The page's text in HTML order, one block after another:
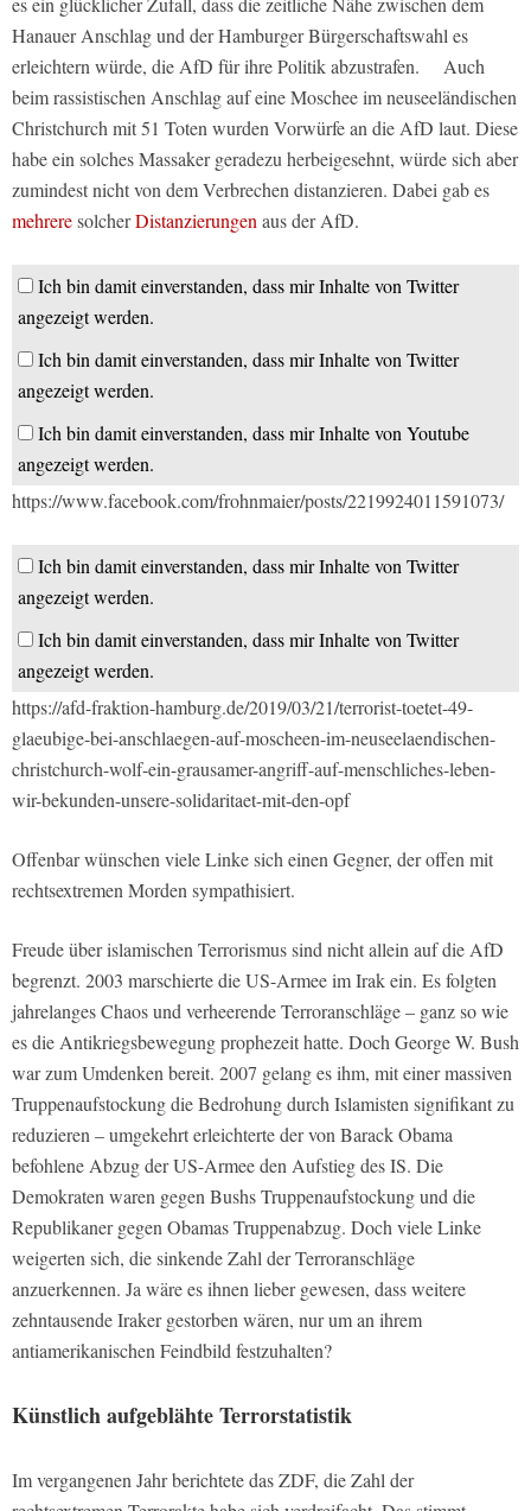
Hanauer Anschlag und der Hamburger Bürgerschaftswahl es
erleichtern würde, die AfD für ihre Politik abzustrafen. Auch
beim rassistischen Anschlag auf eine Moschee im neuseeländischen
Christchurch mit 51 Toten wurden Vorwürfe an die AfD laut. Diese
habe ein solches Massaker geradezu herbeigesehnt, würde sich aber
zumindest nicht von dem Verbrechen distanzieren. Dabei gab es
mehreresolcherDistanzierungenaus der AfD.
Ich bin damit einverstanden, dass mir Inhalte von Twitter
angezeigt werden.
Ich bin damit einverstanden, dass mir Inhalte von Twitter
angezeigt werden.
Ich bin damit einverstanden, dass mir Inhalte von Youtube
angezeigt werden.
https://www.facebook.com/frohnmaier/posts/2219924011591073/
Ich bin damit einverstanden, dass mir Inhalte von Twitter
angezeigt werden.
Ich bin damit einverstanden, dass mir Inhalte von Twitter
angezeigt werden.
https://afd-fraktion-hamburg.de/2019/03/21/terrorist-toetet-49-
glaeubige-bei-anschlaegen-auf-moscheen-im-neuseelaendischen-
christchurch-wolf-ein-grausamer-angriff-auf-menschliches-leben-
wir-bekunden-unsere-solidaritaet-mit-den-opf
Offenbar wünschen viele Linke sich einen Gegner, der offen mit
rechtsextremen Morden sympathisiert.
Freude über islamischen Terrorismus sind nicht allein auf die AfD
begrenzt. 2003 marschierte die US-Armee im Irak ein. Es folgten
jahrelanges Chaos und verheerende Terroranschläge – ganz so wie
es die Antikriegsbewegung prophezeit hatte. Doch George W. Bush
war zum Umdenken bereit. 2007 gelang es ihm, mit einer massiven
Truppenaufstockung die Bedrohung durch Islamisten signifikant zu
reduzieren – umgekehrt erleichterte der von Barack Obama
befohlene Abzug der US-Armee den Aufstieg des IS. Die
Demokraten waren gegen Bushs Truppenaufstockung und die
Republikaner gegen Obamas Truppenabzug. Doch viele Linke
weigerten sich, die sinkende Zahl der Terroranschläge
anzuerkennen. Ja wäre es ihnen lieber gewesen, dass weitere
zehntausende Iraker gestorben wären, nur um an ihrem
antiamerikanischen Feindbild festzuhalten?
Künstlich aufgeblähte Terrorstatistik
Im vergangenen Jahr berichtete das ZDF, die Zahl der